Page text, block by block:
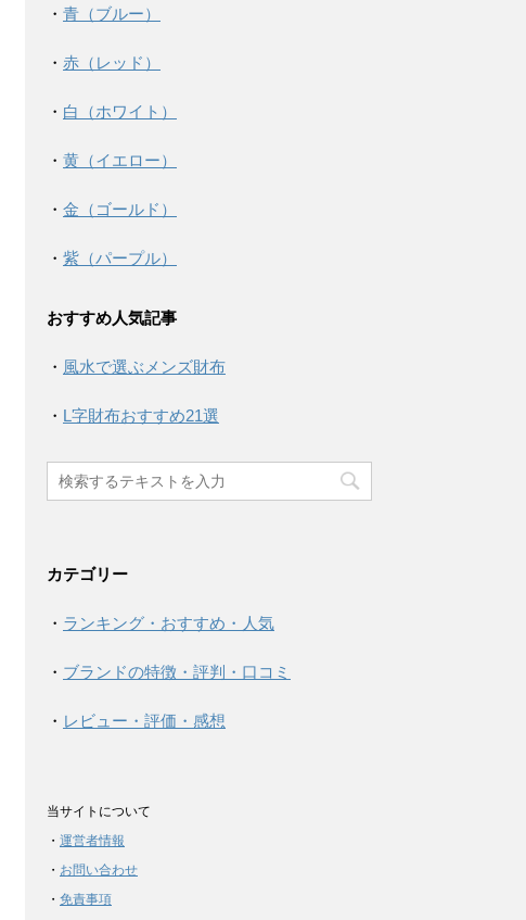
・ 青（ブルー）
・ 赤（レッド）
・ 白（ホワイト）
・ 黄（イエロー）
・ 金（ゴールド）
・ 紫（パープル）
おすすめ人気記事
・ 風水で選ぶメンズ財布
・ L字財布おすすめ21選
カテゴリー
・ ランキング・おすすめ・人気
・ ブランドの特徴・評判・口コミ
・ レビュー・評価・感想
当サイトについて
・ 運営者情報
・ お問い合わせ
・ 免責事項